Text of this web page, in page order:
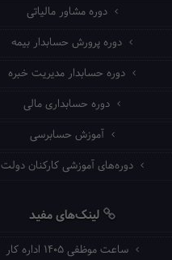
دوره مشاور مالیاتی
دوره پرورش حسابدار بیمه
دوره حسابدار مدیریت خبره
دوره حسابداری مالی
آموزش حسابرسی
دوره‌های آموزشی کارکنان دولت
لینک‌های مفید
ساعت موظفی ۱۴۰۵ اداره کار